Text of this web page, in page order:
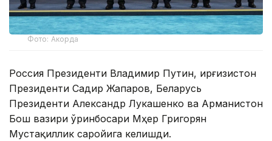
Фото: Акорда
Россия Президенти Владимир Путин, Қирғизистон
Президенти Садир Жапаров, Беларусь
Президенти Александр Лукашенко ва Арманистон
Бош вазири ўринбосари Мҳер Григорян
Мустақиллик саройига келишди.